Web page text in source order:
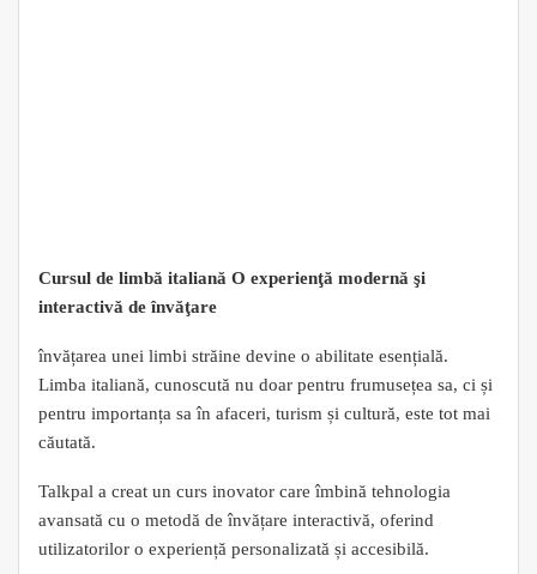
Cursul de limbă italiană O experienţă modernă şi
interactivă de învăţare
învățarea unei limbi străine devine o abilitate esențială.
Limba italiană, cunoscută nu doar pentru frumusețea sa, ci și
pentru importanța sa în afaceri, turism și cultură, este tot mai
căutată.
Talkpal a creat un curs inovator care îmbină tehnologia
avansată cu o metodă de învățare interactivă, oferind
utilizatorilor o experiență personalizată și accesibilă.